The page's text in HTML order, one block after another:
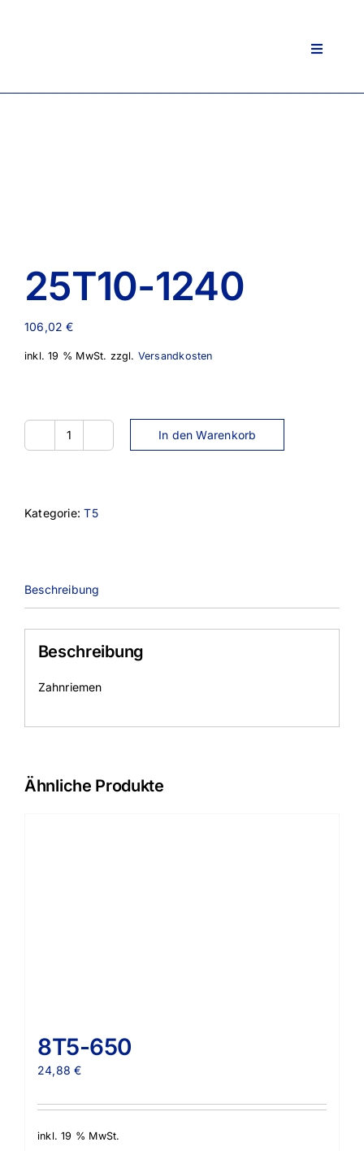
Toggle
25T10-1240
106,02€
inkl. 19 % MwSt. zzgl. Versandkosten
25T10-
In den Warenkorb
Kategorie:T5
Beschreibung
Beschreibung
Zahnriemen
Ähnliche Produkte
8T5-650
24,88€
inkl. 19 % MwSt.